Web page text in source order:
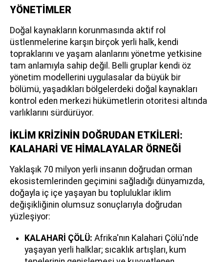
YÖNETİMLER
Doğal kaynakların korunmasında aktif rol
üstlenmelerine karşın birçok yerli halk, kendi
topraklarını ve yaşam alanlarını yönetme yetkisine
tam anlamıyla sahip değil. Belli gruplar kendi öz
yönetim modellerini uygulasalar da büyük bir
bölümü, yaşadıkları bölgelerdeki doğal kaynakları
kontrol eden merkezi hükümetlerin otoritesi altında
varlıklarını sürdürüyor.
İKLİM KRİZİNİN DOĞRUDAN ETKİLERİ:
KALAHARİ VE HİMALAYALAR ÖRNEĞİ
Yaklaşık 70 milyon yerli insanın doğrudan orman
ekosistemlerinden geçimini sağladığı dünyamızda,
doğayla iç içe yaşayan bu topluluklar iklim
değişikliğinin olumsuz sonuçlarıyla doğrudan
yüzleşiyor:
KALAHARİ ÇÖLÜ: Afrika'nın Kalahari Çölü'nde
yaşayan yerli halklar; sıcaklık artışları, kum